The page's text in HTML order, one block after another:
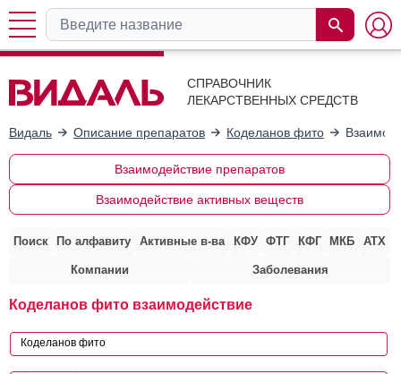
СПРАВОЧНИК
ЛЕКАРСТВЕННЫХ СРЕДСТВ
Видаль Описание препаратов Коделанов фито
Взаимодействие препаратов
Взаимодействие активных веществ
Поиск По алфавиту Активные в-ва КФУ ФТГ КФГ МКБ АТХ
Компании Заболевания
Коделанов фито взаимодействие